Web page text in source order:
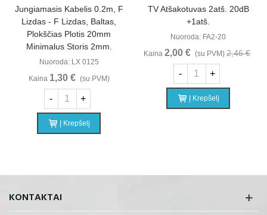
Jungiamasis Kabelis 0.2m, F
Lizdas - F Lizdas, Baltas,
Plokščias Plotis 20mm
Minimalus Storis 2mm.
Nuoroda: LX 0125
Kaina 1,30 € (su PVM)
- +
Į Krepšelį
TV Atšakotuvas 2atš. 20dB
+1atš.
Nuoroda: FA2-20
Kaina 2,00 € (su PVM) 2,46 €
- +
Į Krepšelį
KONTAKTAI